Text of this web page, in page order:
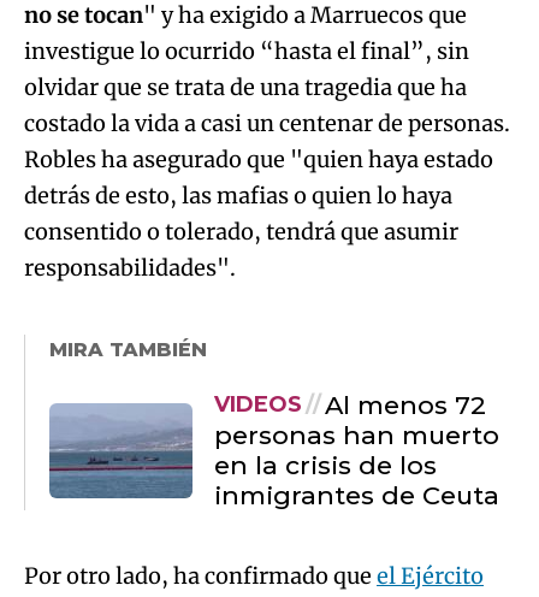
no se tocan" y ha exigido a Marruecos que
investigue lo ocurrido “hasta el final”, sin
olvidar que se trata de una tragedia que ha
costado la vida a casi un centenar de personas.
Robles ha asegurado que "quien haya estado
detrás de esto, las mafias o quien lo haya
consentido o tolerado, tendrá que asumir
responsabilidades".
MIRA TAMBIÉN
VIDEOS
Al menos 72
personas han muerto
en la crisis de los
inmigrantes de Ceuta
Por otro lado, ha confirmado que el Ejército